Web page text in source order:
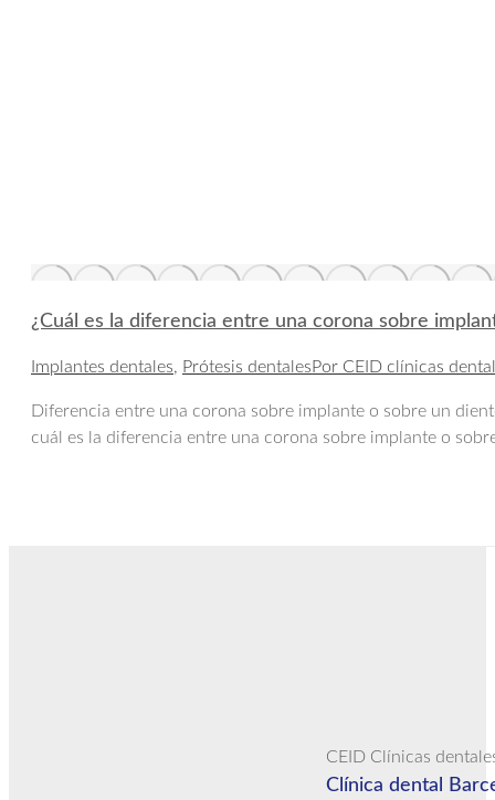
¿Cuál es la diferencia entre una corona sobre
Implantes dentales, Prótesis dentales Por CEID clínicas
Diferencia entre una corona sobre implante o sobre un
cuál es la diferencia entre una corona sobre implante o
CEID Clínicas
Clínica dental